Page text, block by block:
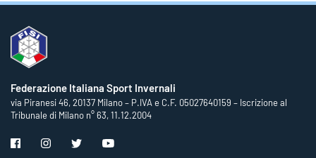
Federazione Italiana Sport Invernali
via Piranesi 46, 20137 Milano – P.IVA e C.F. 05027640159 – Iscrizione al
Tribunale di Milano n° 63, 11.12.2004